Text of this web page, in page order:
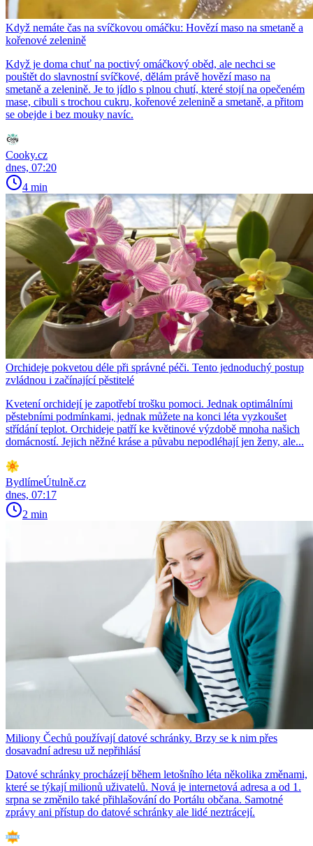
Když nemáte čas na svíčkovou omáčku: Hovězí maso na smetaně a
kořenové zelenině
Když je doma chuť na poctivý omáčkový oběd, ale nechci se
pouštět do slavnostní svíčkové, dělám právě hovězí maso na
smetaně a zelenině. Je to jídlo s plnou chutí, které stojí na opečeném
mase, cibuli s trochou cukru, kořenové zelenině a smetaně, a přitom
se obejde i bez mouky navíc.
Cooky.cz
dnes, 07:20
4 min
Orchideje pokvetou déle při správné péči. Tento jednoduchý postup
zvládnou i začínající pěstitelé
Kvetení orchidejí je zapotřebí trošku pomoci. Jednak optimálními
pěstebními podmínkami, jednak můžete na konci léta vyzkoušet
střídání teplot. Orchideje patří ke květinové výzdobě mnoha našich
domácností. Jejich něžné kráse a půvabu nepodléhají jen ženy, ale...
BydlímeÚtulně.cz
dnes, 07:17
2 min
Miliony Čechů používají datové schránky. Brzy se k nim přes
dosavadní adresu už nepřihlásí
Datové schránky procházejí během letošního léta několika změnami,
které se týkají milionů uživatelů. Nová je internetová adresa a od 1.
srpna se změnilo také přihlašování do Portálu občana. Samotné
zprávy ani přístup do datové schránky ale lidé neztrácejí.